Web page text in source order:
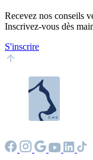
Recevez nos conseils
Inscrivez-vous dès
S'inscrire